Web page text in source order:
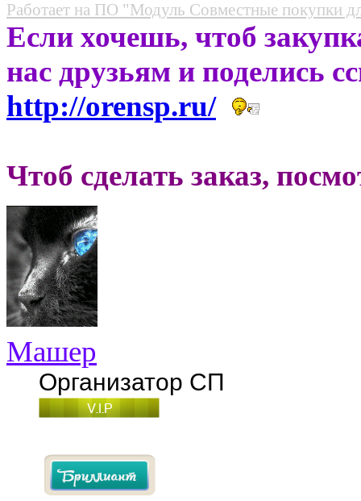
Работает на ПО "Модуль Совместные покупки
Если хочешь, чтоб
нас друзьям и поделись
http://orensp.ru/
Чтоб сделать заказ,
Машер
Организатор СП